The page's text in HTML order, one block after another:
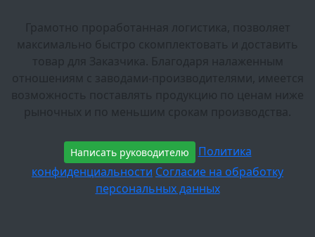
Грамотно проработанная логистика, позволяет
максимально быстро скомплектовать и доставить
товар для Заказчика. Благодаря налаженным
отношениям с заводами-производителями, имеется
возможность поставлять продукцию по ценам ниже
рыночных и по меньшим срокам производства.
Написать руководителю
Политика
конфиденциальности Согласие на обработку
персональных данных